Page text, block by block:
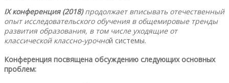
IX конференция (2018)продолжает вписывать отечественный
опыт исследовательского обучения в общемировые тренды
развития образования, в том числе уходящие от
классической классно-урочной системы.
Конференция посвящена обсуждению следующих основных
проблем: